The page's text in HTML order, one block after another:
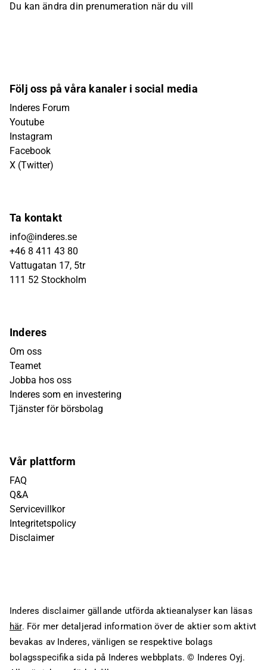
Du kan ändra din prenumeration när du vill
Följ oss på våra kanaler i social media
Inderes Forum
Youtube
Instagram
Facebook
X (Twitter)
Ta kontakt
info@inderes.se
+46 8 411 43 80
Vattugatan 17, 5tr
111 52 Stockholm
Inderes
Om oss
Teamet
Jobba hos oss
Inderes som en investering
Tjänster för börsbolag
Vår plattform
FAQ
Q&A
Servicevillkor
Integritetspolicy
Disclaimer
Inderes disclaimer gällande utförda aktieanalyser kan läsas
här. För mer detaljerad information över de aktier som aktivt
bevakas av Inderes, vänligen se respektive bolags
bolagsspecifika sida på Inderes webbplats. © Inderes Oyj.